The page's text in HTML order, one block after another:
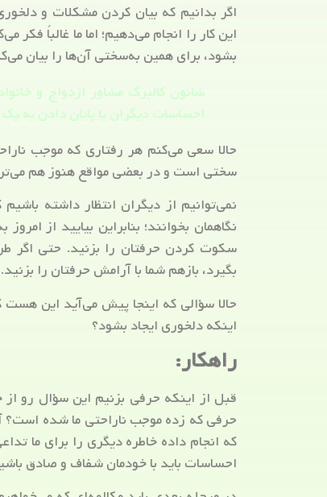
اگر بدانیم که بیان کردن مشکلات و
این کار را انجام می‌دهیم؛ اما ما غالباً
بشود، برای همین به‌سختی آن‌ها را بیان
شانون کالبرگ مشاور ازدواج و
احساسات دیگران یا پایان دادن به
حالا سعی می‌کنم هر رفتاری که موجب
سختی است و در بعضی مواقع هنوز هم
نمی‌توانیم از دیگران انتظار داشته
نگاهمان بخوانند؛ بنابراین بیایید از
سکوت کردن حرفتان را بزنید. حتی اگر
بگیرد، بازهم شما با آرامش حرفتان را بزنید.
حالا سؤالی که اینجا پیش می‌آید این
اینکه دلخوری ایجاد بشود؟
راهکار:
قبل از اینکه حرفی بزنیم این سؤال رو از
حرفی که زده موجب ناراحتی ما شده است؟
که انجام داده خاطره دیگری را برای ما
احساسات باید با خودمان شفاف و صادق